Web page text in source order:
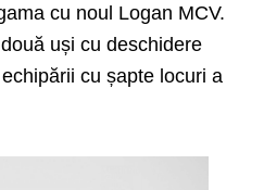
cu noul Logan MCV.
uși cu deschidere
cu șapte locuri a